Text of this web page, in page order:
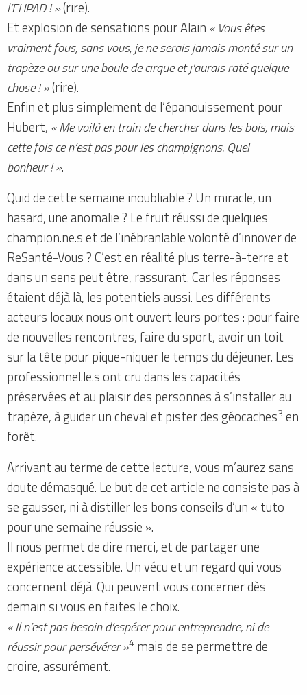
l’EHPAD ! »(rire).
Et explosion de sensations pour Alain « Vous êtes
vraiment fous, sans vous, je ne serais jamais monté sur un
trapèze ou sur une boule de cirque et j’aurais raté quelque
chose ! »(rire).
Enfin et plus simplement de l’épanouissement pour
Hubert, « Me voilà en train de chercher dans les bois, mais
cette fois ce n’est pas pour les champignons. Quel
bonheur ! ».
Quid de cette semaine inoubliable ? Un miracle, un
hasard, une anomalie ? Le fruit réussi de quelques
champion.ne.s et de l’inébranlable volonté d’innover de
ReSanté-Vous ? C’est en réalité plus terre-à-terre et
dans un sens peut être, rassurant. Car les réponses
étaient déjà là, les potentiels aussi. Les différents
acteurs locaux nous ont ouvert leurs portes : pour faire
de nouvelles rencontres, faire du sport, avoir un toit
sur la tête pour pique-niquer le temps du déjeuner. Les
professionnel.le.s ont cru dans les capacités
préservées et au plaisir des personnes à s’installer au
trapèze, à guider un cheval et pister des géocaches3 en
forêt.
Arrivant au terme de cette lecture, vous m’aurez sans
doute démasqué. Le but de cet article ne consiste pas à
se gausser, ni à distiller les bons conseils d’un « tuto
pour une semaine réussie ».
Il nous permet de dire merci, et de partager une
expérience accessible. Un vécu et un regard qui vous
concernent déjà. Qui peuvent vous concerner dès
demain si vous en faites le choix.
« Il n’est pas besoin d’espérer pour entreprendre, ni de
réussir pour persévérer »4 mais de se permettre de
croire, assurément.